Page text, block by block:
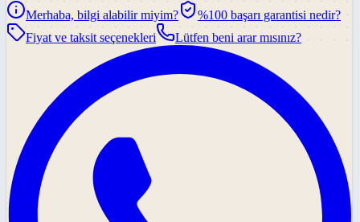
Merhaba, bilgi alabilir miyim?
%100 başarı garantisi nedir?
Fiyat ve taksit seçenekleri
Lütfen beni arar mısınız?